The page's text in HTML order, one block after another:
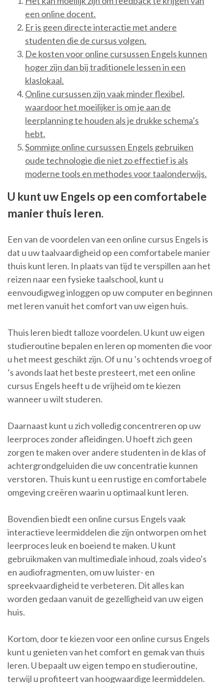
een online docent.
Er is geen directe interactie met andere
studenten die de cursus volgen.
De kosten voor online cursussen Engels kunnen
hoger zijn dan bij traditionele lessen in een
klaslokaal.
Online cursussen zijn vaak minder flexibel,
waardoor het moeilijker is om je aan de
leerplanning te houden als je drukke schema’s
hebt.
Sommige online cursussen Engels gebruiken
oude technologie die niet zo effectief is als
moderne tools en methodes voor taalonderwijs.
U kunt uw Engels op een comfortabele
manier thuis leren.
Een van de voordelen van een online cursus Engels is
dat u uw taalvaardigheid op een comfortabele manier
thuis kunt leren. In plaats van tijd te verspillen aan het
reizen naar een fysieke taalschool, kunt u
eenvoudigweg inloggen op uw computer en beginnen
met leren vanuit het comfort van uw eigen huis.
Thuis leren biedt talloze voordelen. U kunt uw eigen
studieroutine bepalen en leren op momenten die voor
u het meest geschikt zijn. Of u nu ’s ochtends vroeg of
’s avonds laat het beste presteert, met een online
cursus Engels heeft u de vrijheid om te kiezen
wanneer u wilt studeren.
Daarnaast kunt u zich volledig concentreren op uw
leerproces zonder afleidingen. U hoeft zich geen
zorgen te maken over andere studenten in de klas of
achtergrondgeluiden die uw concentratie kunnen
verstoren. Thuis kunt u een rustige en comfortabele
omgeving creëren waarin u optimaal kunt leren.
Bovendien biedt een online cursus Engels vaak
interactieve leermiddelen die zijn ontworpen om het
leerproces leuk en boeiend te maken. U kunt
gebruikmaken van multimediale inhoud, zoals video’s
en audiofragmenten, om uw luister- en
spreekvaardigheid te verbeteren. Dit alles kan
worden gedaan vanuit de gezelligheid van uw eigen
huis.
Kortom, door te kiezen voor een online cursus Engels
kunt u genieten van het comfort en gemak van thuis
leren. U bepaalt uw eigen tempo en studieroutine,
terwijl u profiteert van hoogwaardige leermiddelen.